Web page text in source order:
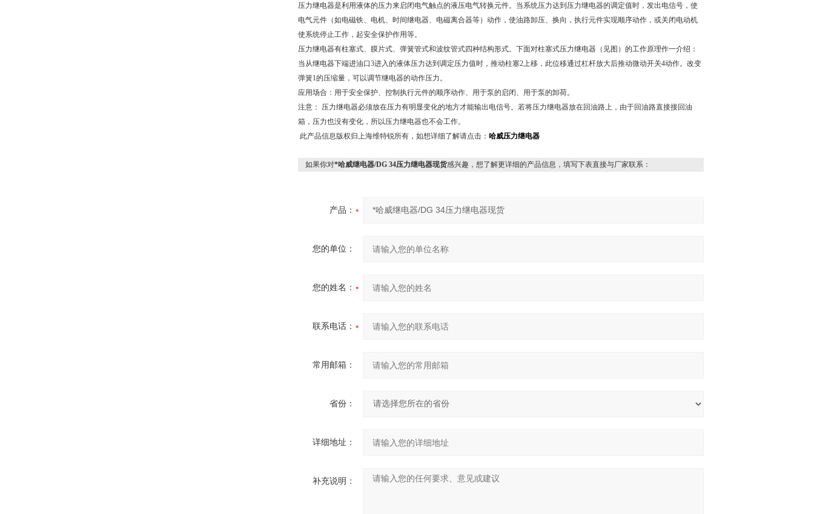
压力继电器是利用液体的压力来启闭电气触点的液压电气转换元件。当系统压力达到压力继电器的调定值时，发出电信号，使
电气元件（如电磁铁、电机、时间继电器、电磁离合器等）动作，使油路卸压、换向，执行元件实现顺序动作，或关闭电动机
使系统停止工作，起安全保护作用等。
压力继电器有柱塞式、膜片式、弹簧管式和波纹管式四种结构形式。下面对柱塞式压力继电器（见图）的工作原理作一介绍：
当从继电器下端进油口3进入的液体压力达到调定压力值时，推动柱塞2上移，此位移通过杠杆放大后推动微动开关4动作。改变
弹簧1的压缩量，可以调节继电器的动作压力。
应用场合：用于安全保护、控制执行元件的顺序动作、用于泵的启闭、用于泵的卸荷。
注意： 压力继电器必须放在压力有明显变化的地方才能输出电信号。若将压力继电器放在回油路上，由于回油路直接接回油
箱，压力也没有变化，所以压力继电器也不会工作。
此产品信息版权归上海维特锐所有，如想详细了解请点击： 哈威压力继电器
如果你对*哈威继电器/DG 34压力继电器现货感兴趣，想了解更详细的产品信息，填写下表直接与厂家联系：
产品：
您的单位：
您的姓名：
联系电话：
常用邮箱：
省份：
详细地址：
补充说明：